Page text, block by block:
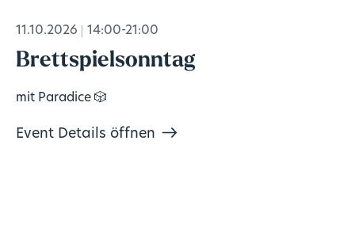
11.10.2026 14:00-21:00
Brettspielsonntag
mit Paradice 🎲
Event Details öffnen